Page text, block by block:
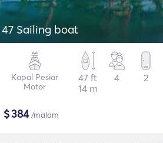
47 Sailing boat
Kapal Pesiar
Motor
47 ft
14 m
4 2
$384/malam